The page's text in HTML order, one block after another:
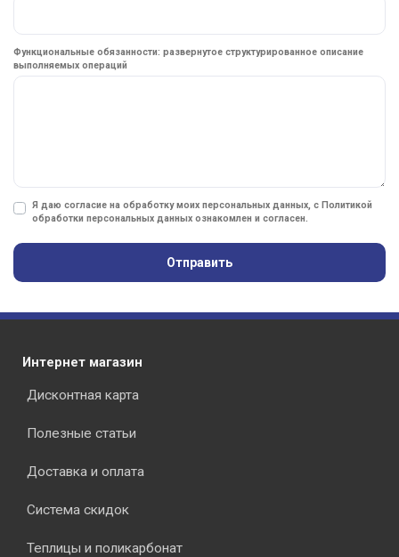
Функциональные обязанности: развернутое структурированное описание
выполняемых операций
Я даю согласие на обработку моих персональных данных, с Политикой
обработки персональных данных ознакомлен и согласен.
Отправить
Интернет магазин
Дисконтная карта
Полезные статьи
Доставка и оплата
Система скидок
Теплицы и поликарбонат